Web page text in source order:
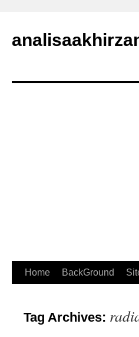
Home BackGround
Tag Archives: